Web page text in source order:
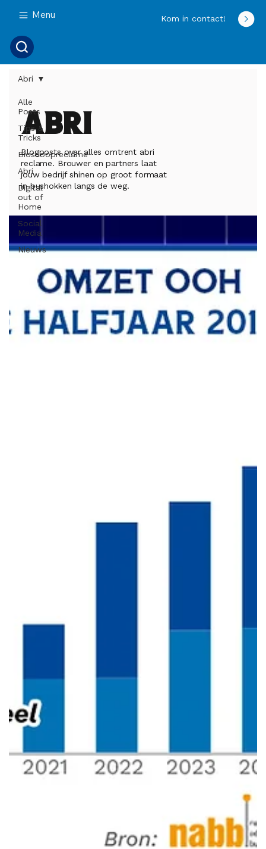
Menu Kom in contact!
Alle
Posts
Tips &
Tricks
Bioscoopreclame
Abri
Digital
out of
Home
Social
Media
Nieuws
Abri
Abri
Blogposts over alles omtrent abri
reclame. Brouwer en partners laat
jouw bedrijf shinen op groot formaat
in bushokken langs de weg.